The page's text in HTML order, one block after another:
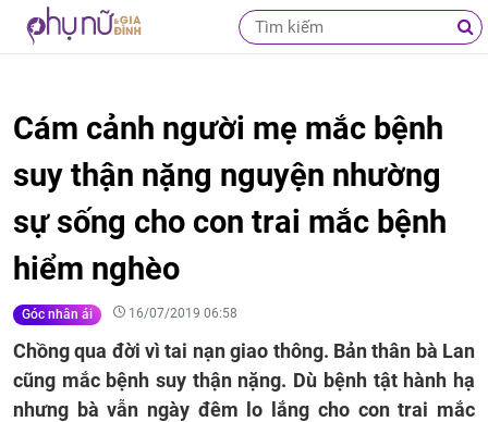
Cám cảnh người mẹ mắc bệnh
suy thận nặng nguyện nhường
sự sống cho con trai mắc bệnh
hiểm nghèo
Góc nhân ái 16/07/2019 06:58
Chồng qua đời vì tai nạn giao thông. Bản thân bà Lan
cũng mắc bệnh suy thận nặng. Dù bệnh tật hành hạ
nhưng bà vẫn ngày đêm lo lắng cho con trai mắc